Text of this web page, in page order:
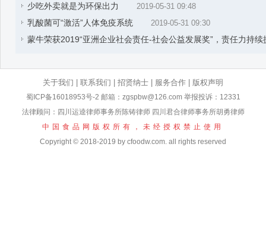
少吃外卖就是为环保出力 2019-05-31 09:48
乳酸菌可“激活”人体免疫系统 2019-05-31 09:30
蒙牛荣获2019“亚洲企业社会责任-社会公益发展奖”，责任力持续
关于我们 联系我们 招贤纳士 服务合作 版权声明
蜀ICP备16018953号-2 邮箱：zgspbw@126.com 举报投诉：12331
法律顾问：四川运逵律师事务所陈铸律师 四川君合律师事务所胡勇律师
中国食品网版权所有，未经授权禁止使用
Copyright © 2018-2019 by cfoodw.com. all rights reserved